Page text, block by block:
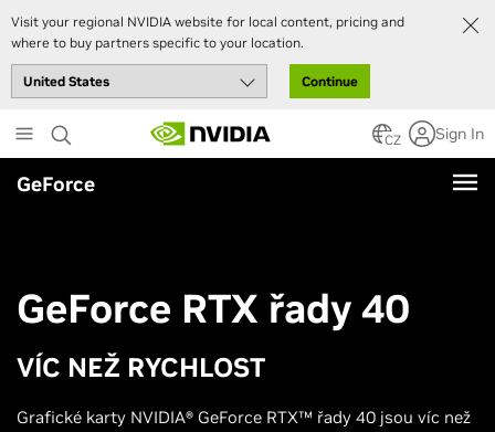
Visit your regional NVIDIA website for local content, pricing and
where to buy partners specific to your location.
Continue
to
main
content
CZ Sign In
GeForce
GeForce RTX řady 40
VÍC NEŽ RYCHLOST
Grafické karty NVIDIA® GeForce RTX™ řady 40 jsou víc než